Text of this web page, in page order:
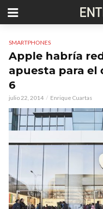
SMARTPHONES
Apple habría
apuesta para el
6
julio 22, 2014 Enrique Cuartas